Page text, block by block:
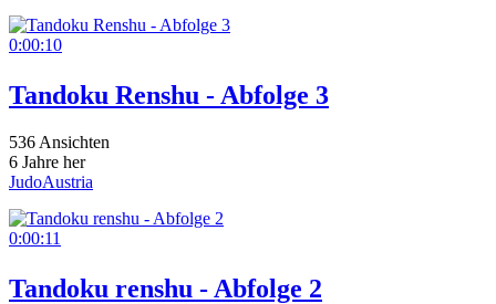
0:00:10
Tandoku Renshu - Abfolge 3
536 Ansichten
6 Jahre her
JudoAustria
0:00:11
Tandoku renshu - Abfolge 2